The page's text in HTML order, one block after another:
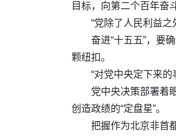
目标，向第二个百年奋
“党除了人民利益
奋进“十五五”，要
颗纽扣。
“对党中央定下来
党中央决策部署着
创造政绩的“定盘星”。
把握作为北京非首